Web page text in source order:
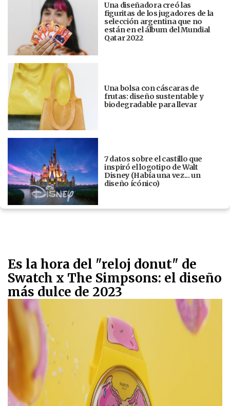
Una diseñadora creó las
figuritas de los jugadores de la
selección argentina que no
están en el álbum del Mundial
Qatar 2022
Una bolsa con cáscaras de
frutas: diseño sustentable y
biodegradable para llevar
7 datos sobre el castillo que
inspiró el logotipo de Walt
Disney (Había una vez... un
diseño ícónico)
Es la hora del "reloj donut" de
Swatch x The Simpsons: el diseño
más dulce de 2023